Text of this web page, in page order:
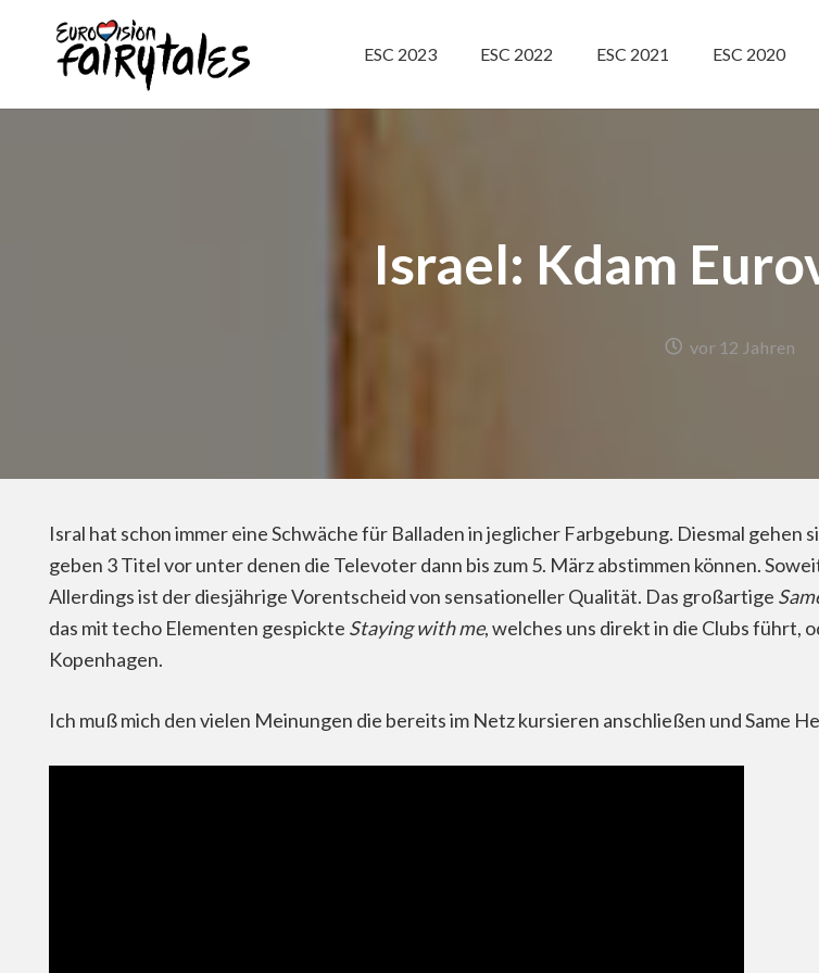
ESC 2023 ESC 2022 ESC 2021 ESC 2020
Israel: Kdam
vor 12 Jahren
Isral hat schon immer eine Schwäche für Balladen in jeglicher Farbgebung. Diesmal
geben 3 Titel vor unter denen die Televoter dann bis zum 5. März abstimmen können.
Allerdings ist der diesjährige Vorentscheid von sensationeller Qualität. Das großartige
das mit techo Elementen gespickte Staying with me, welches uns direkt in die Clubs führt,
Kopenhagen.
Ich muß mich den vielen Meinungen die bereits im Netz kursieren anschließen und Same